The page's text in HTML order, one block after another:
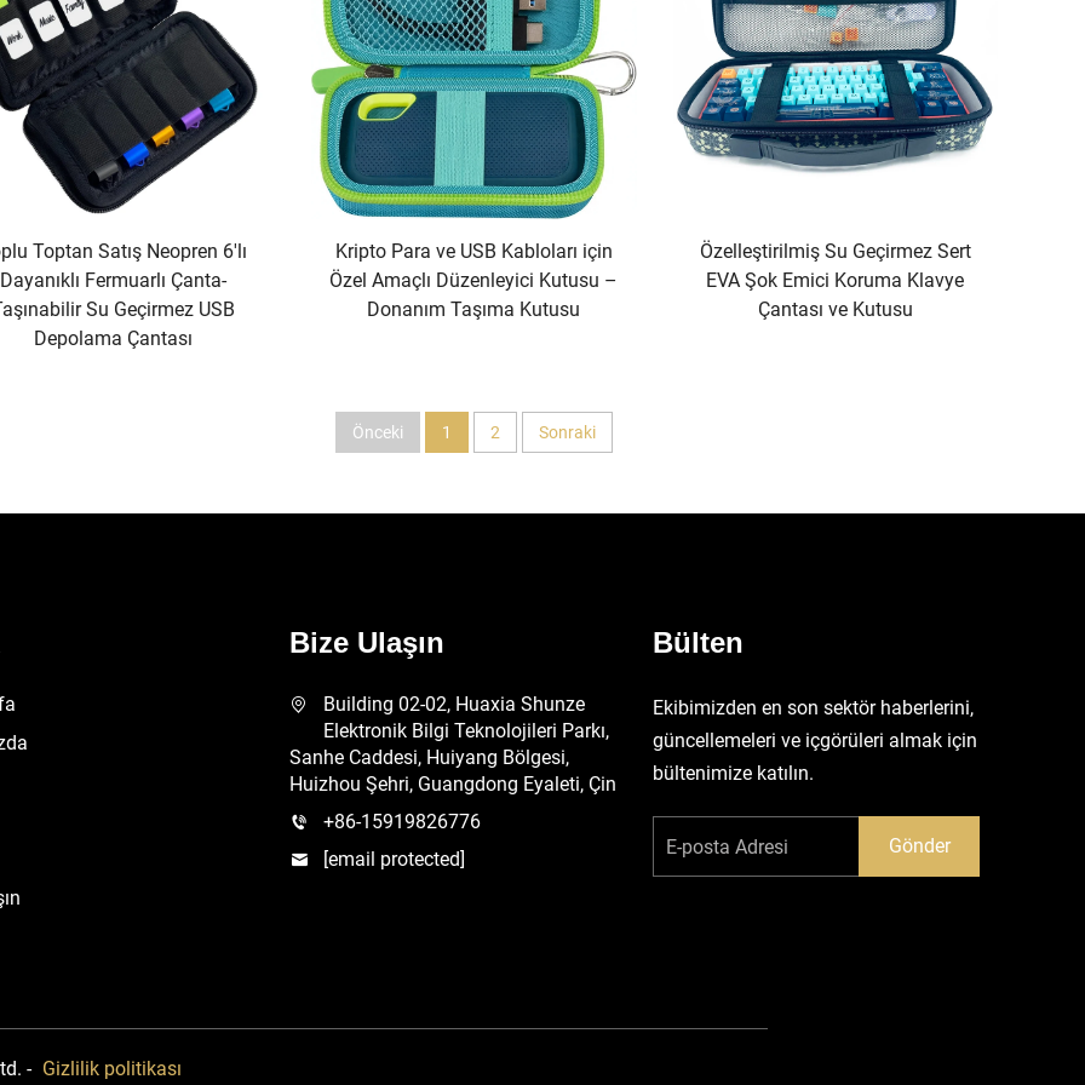
Toptan Satış Neopren 6'lı
Dayanıklı Fermuarlı Çanta-
Su Geçirmez USB
Depolama Çantası
Kripto Para ve USB Kabloları için
Özel Amaçlı Düzenleyici Kutusu –
Donanım Taşıma Kutusu
Özelleştirilmiş Su Geçirmez Sert
EVA Şok Emici Koruma Klavye
Çantası ve Kutusu
Önceki 1 2 Sonraki
Bize Ulaşın
Building 02-02, Huaxia Shunze
Elektronik Bilgi Teknolojileri Parkı,
Sanhe Caddesi, Huiyang Bölgesi,
Huizhou Şehri, Guangdong Eyaleti, Çin
+86-15919826776
[email protected]
Bülten
Ekibimizden en son sektör haberlerini,
güncellemeleri ve içgörüleri almak için
bültenimize katılın.
Gönder
- Gizlilik politikası